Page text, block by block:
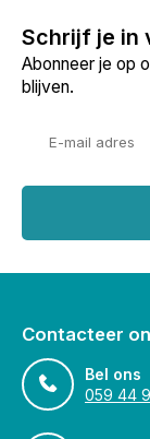
Schrijf je in
Abonneer je op
blijven.
Contacteer
Bel ons
059 44